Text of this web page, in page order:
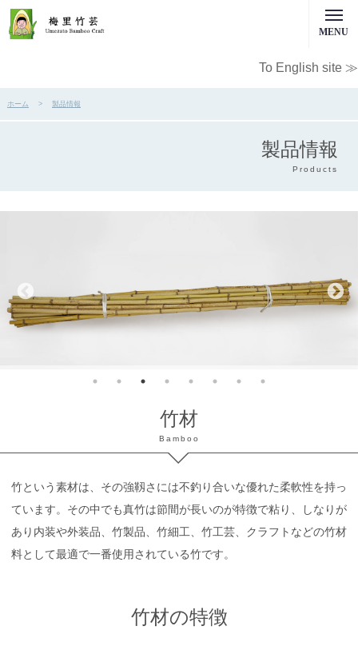
MENU
To English site ≫
ホーム 製品情報
製品情報
Products
竹材
Bamboo
竹という素材は、その強靱さには不釣り合いな優れた柔軟性を持っ
ています。その中でも真竹は節間が長いのが特徴で粘り、しなりが
あり内装や外装品、竹製品、竹細工、竹工芸、クラフトなどの竹材
料として最適で一番使用されている竹です。
竹材の特徴